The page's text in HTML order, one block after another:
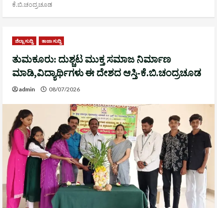
ಕೆ.ಬಿ.ಚಂದ್ರಚೂಡ
ಜಿಲ್ಲಾ ಸುದ್ದಿ ತಾಜಾ ಸುದ್ದಿ
ತುಮಕೂರು: ದುಶ್ಚಟ ಮುಕ್ತ ಸಮಾಜ ನಿರ್ಮಾಣ
ಮಾಡಿ,ವಿದ್ಯಾರ್ಥಿಗಳು ಈ ದೇಶದ ಆಸ್ತಿ-ಕೆ.ಬಿ.ಚಂದ್ರಚೂಡ
admin 08/07/2026